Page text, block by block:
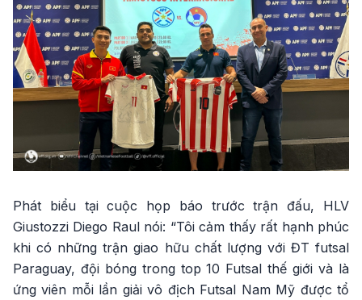
Phát biểu tại cuộc họp báo trước trận đấu, HLV
Giustozzi Diego Raul nói: “Tôi cảm thấy rất hạnh phúc
khi có những trận giao hữu chất lượng với ĐT futsal
Paraguay, đội bóng trong top 10 Futsal thế giới và là
ứng viên mỗi lần giải vô địch Futsal Nam Mỹ được tổ